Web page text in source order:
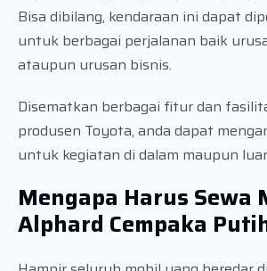
Bisa dibilang, kendaraan ini dapat
untuk berbagai perjalanan baik
ataupun urusan bisnis.
Disematkan berbagai fitur dan
produsen Toyota, anda dapat
untuk kegiatan di dalam maupun
Mengapa Harus Sewa
Alphard Cempaka